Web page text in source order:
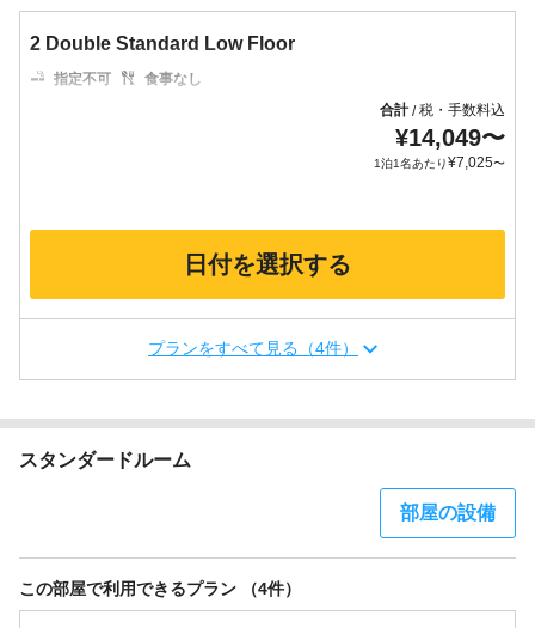
2 Double Standard Low Floor
指定不可
食事なし
合計/税・手数料込
¥14,049〜
1泊1名あたり¥7,025〜
日付を選択する
プランをすべて見る（4件）
スタンダードルーム
部屋の設備
この部屋で利用できるプラン （4件）